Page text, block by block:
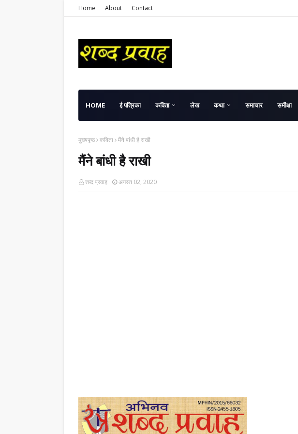
Home About Contact
HOME ई पत्रिका कविता लेख कथा समाचार समीक्षा
मुख्यपृष्ठ कविता मैंने बांधी है राखी
मैंने बांधी है राखी
शब्द प्रवाह अगस्त 02, 2020